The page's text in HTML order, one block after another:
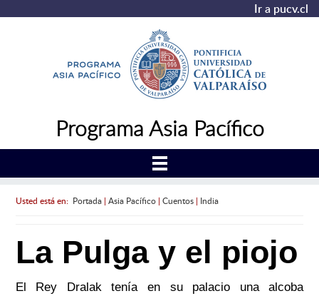
Ir a pucv.cl
Programa Asia Pacífico
Usted está en: Portada| Asia Pacífico| Cuentos| India
La Pulga y el piojo
El Rey Dralak tenía en su palacio una alcoba